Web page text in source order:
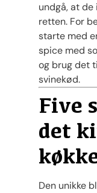
undgå, at
retten. For
starte med
spice med
og brug det
svinekød.
Five
det
Den unikke